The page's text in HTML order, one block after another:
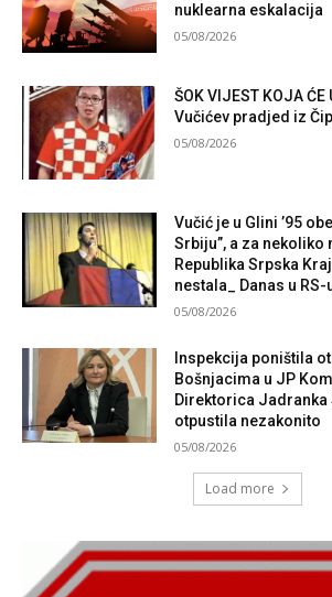
nuklearna eskalacija
05/08/2026
ŠOK VIJEST KOJA ĆE
Vučićev pradjed iz
05/08/2026
Vučić je u Glini ’95
Srbiju”, a za nekoliko
Republika Srpska
nestala_ Danas u
05/08/2026
Inspekcija poništila
Bošnjacima u JP
Direktorica Jadranka
otpustila nezakonito
05/08/2026
Load more